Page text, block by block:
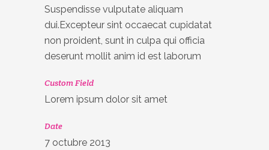
Suspendisse vulputate aliquam
dui.Excepteur sint occaecat cupidatat
non proident, sunt in culpa qui officia
deserunt mollit anim id est laborum
Custom Field
Lorem ipsum dolor sit amet
Date
7 octubre 2013